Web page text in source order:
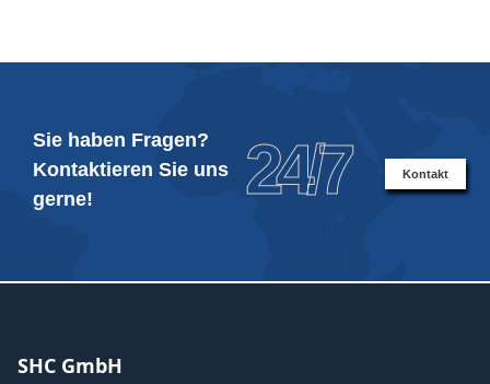
Sie haben Fragen?
Kontaktieren Sie uns
gerne!
24/7 Kontakt
SHC GmbH